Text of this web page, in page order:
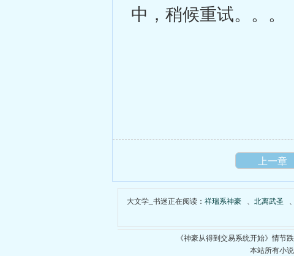
中，稍候重试。。。
上一章
大文学_书迷正在阅读： 祥瑞系神豪 北离武圣
《神豪从得到交易系统开始》情节
本站所有小